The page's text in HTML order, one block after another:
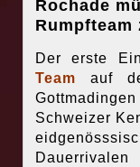
Rochade
Rumpfteam
Der erste
Team auf
Schweizer